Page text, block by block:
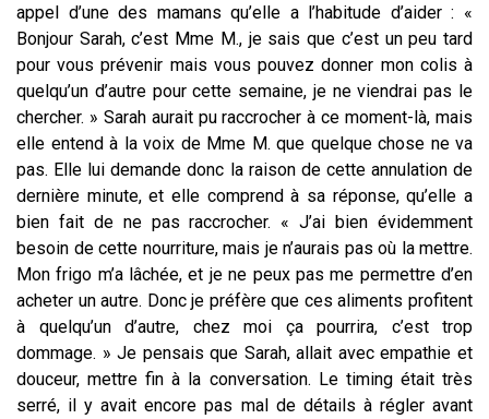
appel d’une des mamans qu’elle a l’habitude d’aider : «
Bonjour Sarah, c’est Mme M., je sais que c’est un peu tard
pour vous prévenir mais vous pouvez donner mon colis à
quelqu’un d’autre pour cette semaine, je ne viendrai pas le
chercher. » Sarah aurait pu raccrocher à ce moment-là, mais
elle entend à la voix de Mme M. que quelque chose ne va
pas. Elle lui demande donc la raison de cette annulation de
dernière minute, et elle comprend à sa réponse, qu’elle a
bien fait de ne pas raccrocher. « J’ai bien évidemment
besoin de cette nourriture, mais je n’aurais pas où la mettre.
Mon frigo m’a lâchée, et je ne peux pas me permettre d’en
acheter un autre. Donc je préfère que ces aliments profitent
à quelqu’un d’autre, chez moi ça pourrira, c’est trop
dommage. » Je pensais que Sarah, allait avec empathie et
douceur, mettre fin à la conversation. Le timing était très
serré, il y avait encore pas mal de détails à régler avant